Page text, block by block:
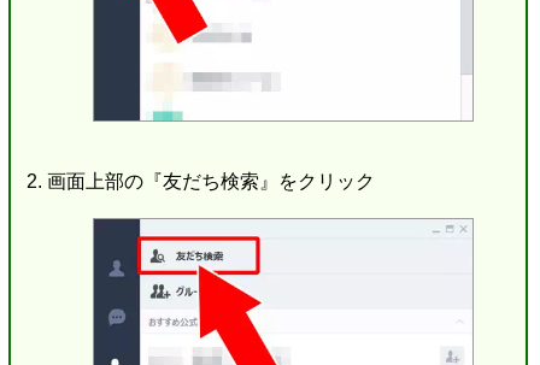
画面上部の『友だち検索』をクリック